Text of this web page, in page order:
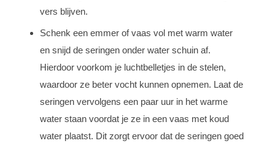
vers blijven.
Schenk een emmer of vaas vol met warm water
en snijd de seringen onder water schuin af.
Hierdoor voorkom je luchtbelletjes in de stelen,
waardoor ze beter vocht kunnen opnemen. Laat de
seringen vervolgens een paar uur in het warme
water staan voordat je ze in een vaas met koud
water plaatst. Dit zorgt ervoor dat de seringen goed